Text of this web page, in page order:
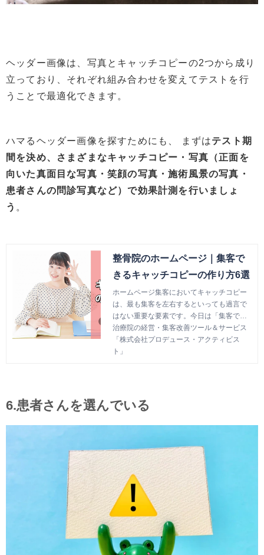
ヘッダー画像は、写真とキャッチコピーの2つから成り
立っており、それぞれ組み合わせを変えてテストを行
うことで最適化できます。
ハマるヘッダー画像を探すためにも、 まずはテスト期
間を決め、さまざまなキャッチコピー・写真（正面を
向いた真面目な写真・笑顔の写真・施術風景の写真・
患者さんの問診写真など）で効果計測を行いましょ
う 。
整骨院のホームページ｜集客で
きるキャッチコピーの作り方6選
ホームページ集客においてキャッチコピー
は、最も集客を左右するといっても過言で
はない重要な要素です。今日は「集客でき
るキャッチコピーの作り方」を6つご紹介し
ます。キャッチコピーを変えるだけで集客
が2倍3倍と増えることも珍しくないため、
治療院の経営・集客改善ツール＆サービス
「株式会社プロデュース・アクティビス
ト」
6.患者さんを選んでいる